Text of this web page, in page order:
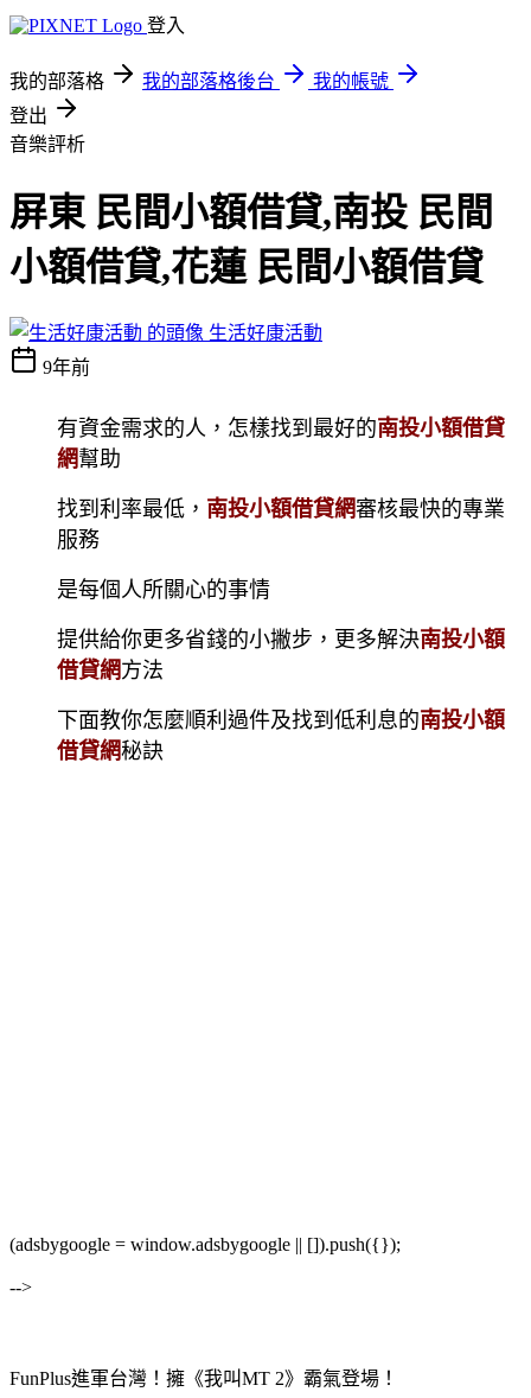
登入
我的部落格 我的部落格後台
我的帳號
登出
音樂評析
屏東 民間小額借貸,南投 民間
小額借貸,花蓮 民間小額借貸
生活好康活動
9年前
有資金需求的人，怎樣找到最好的南投小額借貸
網幫助
找到利率最低， 南投小額借貸網審核最快的專業
服務
是每個人所關心的事情
提供給你更多省錢的小撇步，更多解決南投小額
借貸網方法
下面教你怎麼順利過件及找到低利息的南投小額
借貸網秘訣
(adsbygoogle = window.adsbygoogle || []).push({});
-->
FunPlus進軍台灣！擁《我叫MT 2》霸氣登場！